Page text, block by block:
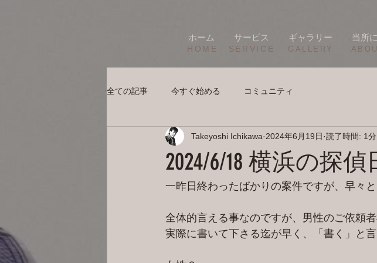
ホーム サービス ギャラリー 当所
HOME SERVICE ​GALLERY
全ての記事 今すぐ始める コミュニティ
2024/6/18 横浜の探
Takeyoshi Ichikawa 2024年6月19日 読了時間: 1分
一昨日終わったばかりの案件ですが、早々
全体的言える事なのですが、男性のご依頼
実際に書いて下さる迄が早く、「書く」と